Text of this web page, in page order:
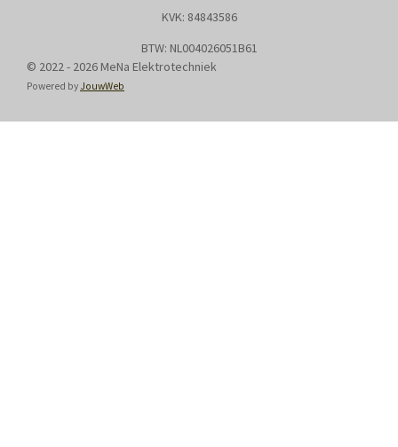
KVK: 84843586
BTW: NL004026051B61
© 2022 - 2026 MeNa Elektrotechniek
Powered by JouwWeb